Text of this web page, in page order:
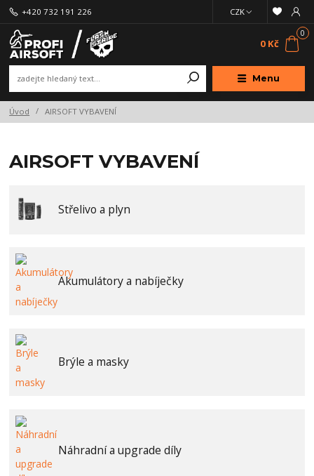
Menu
CZK
+420 732 191 226
0
0 Kč
Úvod AIRSOFT VYBAVENÍ
AIRSOFT VYBAVENÍ
Střelivo a plyn
Akumulátory a nabíječky
Brýle a masky
Náhradní a upgrade díly